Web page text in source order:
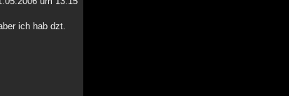
ich hab dzt.